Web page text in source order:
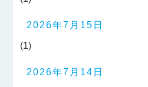
2026年7月15日
(1)
2026年7月14日